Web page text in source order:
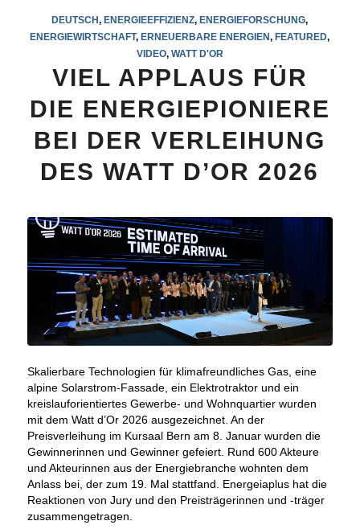
DEUTSCH,ENERGIEEFFIZIENZ,ENERGIEFORSCHUNG,
ENERGIEWIRTSCHAFT,ERNEUERBARE ENERGIEN,FEATURED,
VIDEO, WATT D'OR
VIEL APPLAUS FÜR
DIE ENERGIEPIONIERE
BEI DER VERLEIHUNG
DES WATT D’OR 2026
Skalierbare Technologien für klimafreundliches Gas, eine
alpine Solarstrom-Fassade, ein Elektrotraktor und ein
kreislauforientiertes Gewerbe- und Wohnquartier wurden
mit dem Watt d’Or 2026 ausgezeichnet. An der
Preisverleihung im Kursaal Bern am 8. Januar wurden die
Gewinnerinnen und Gewinner gefeiert. Rund 600 Akteure
und Akteurinnen aus der Energiebranche wohnten dem
Anlass bei, der zum 19. Mal stattfand. Energeiaplus hat die
Reaktionen von Jury und den Preisträgerinnen und -träger
zusammengetragen.